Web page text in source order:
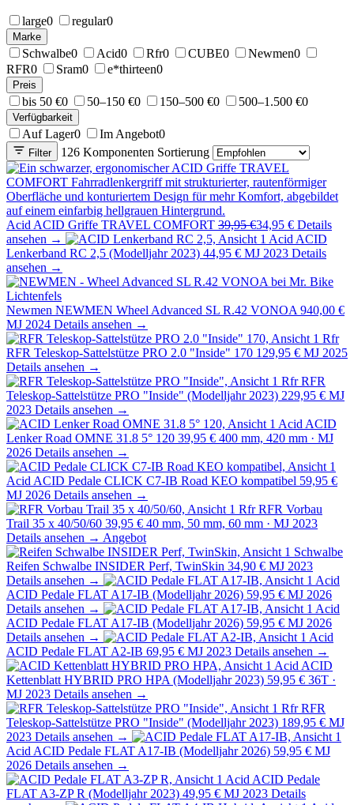
large0 regular0
Marke
Schwalbe0 Acid0 Rfr0 CUBE0 Newmen0
RFR0 Sram0 e*thirteen0
Preis
bis 50 €0 50–150 €0 150–500 €0 500–1.500 €0
Verfügbarkeit
Auf Lager0 Im Angebot0
Filter 126 Komponenten Sortierung
Acid ACID Griffe TRAVEL COMFORT 39,95 €34,95 € Details
ansehen →
Acid ACID
Lenkerband RC 2,5 (Modelljahr 2023) 44,95 € MJ 2023 Details
ansehen →
Newmen NEWMEN Wheel Advanced SL R.42 VONOA 940,00 €
MJ 2024 Details ansehen →
Rfr
RFR Teleskop-Sattelstütze PRO 2.0 "Inside" 170 129,95 € MJ 2025
Details ansehen →
Rfr RFR
Teleskop-Sattelstütze PRO "Inside" (Modelljahr 2023) 229,95 € MJ
2023 Details ansehen →
Acid ACID
Lenker Road OMNE 31.8 5° 120 39,95 € 400 mm, 420 mm · MJ
2026 Details ansehen →
Acid ACID Pedale CLICK C7-IB Road KEO kompatibel 59,95 €
MJ 2026 Details ansehen →
Rfr RFR Vorbau
Trail 35 x 40/50/60 39,95 € 40 mm, 50 mm, 60 mm · MJ 2023
Details ansehen → Angebot
Schwalbe
Reifen Schwalbe INSIDER Perf, TwinSkin 34,90 € MJ 2023
Details ansehen →
Acid
ACID Pedale FLAT A17-IB (Modelljahr 2026) 59,95 € MJ 2026
Details ansehen →
Acid
ACID Pedale FLAT A17-IB (Modelljahr 2026) 59,95 € MJ 2026
Details ansehen →
Acid
ACID Pedale FLAT A2-IB 69,95 € MJ 2023 Details ansehen →
Acid ACID
Kettenblatt HYBRID PRO HPA (Modelljahr 2023) 59,95 € 36T ·
MJ 2023 Details ansehen →
Rfr RFR
Teleskop-Sattelstütze PRO "Inside" (Modelljahr 2023) 189,95 € MJ
2023 Details ansehen →
Acid ACID Pedale FLAT A17-IB (Modelljahr 2026) 59,95 € MJ
2026 Details ansehen →
Acid ACID Pedale
FLAT A3-ZP R (Modelljahr 2023) 49,95 € MJ 2023 Details